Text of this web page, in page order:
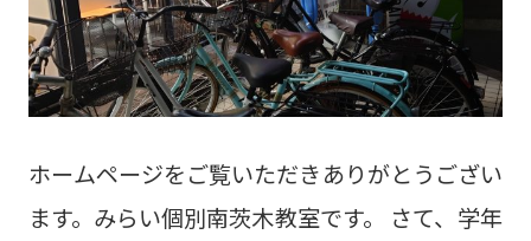
--------------------------〒567-0895大阪府茨木市
玉櫛2丁目30-17 プランドールモトイ1Fみらい
個別 南茨木教室☎：072-665-9717
ホームページをご覧いただきありがとうござい
ます。みらい個別南茨木教室です。 さて、学年